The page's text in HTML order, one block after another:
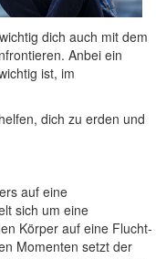
dich auch mit dem
Anbei ein
ist, im
dich zu erden und
auf eine
sich um eine
Körper auf eine Flucht-
Momenten setzt der